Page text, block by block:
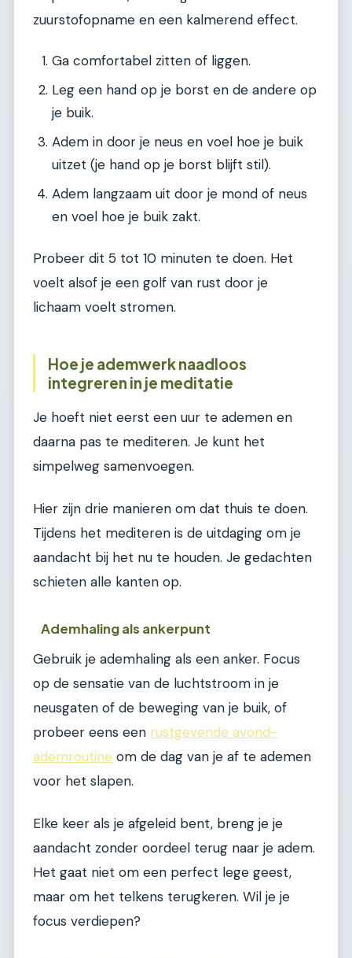
zuurstofopname en een kalmerend effect.
Ga comfortabel zitten of liggen.
Leg een hand op je borst en de andere op
je buik.
Adem in door je neus en voel hoe je buik
uitzet (je hand op je borst blijft stil).
Adem langzaam uit door je mond of neus
en voel hoe je buik zakt.
Probeer dit 5 tot 10 minuten te doen. Het
voelt alsof je een golf van rust door je
lichaam voelt stromen.
Hoe je ademwerk naadloos
integreren in je meditatie
Je hoeft niet eerst een uur te ademen en
daarna pas te mediteren. Je kunt het
simpelweg samenvoegen.
Hier zijn drie manieren om dat thuis te doen.
Tijdens het mediteren is de uitdaging om je
aandacht bij het nu te houden. Je gedachten
schieten alle kanten op.
Ademhaling als ankerpunt
Gebruik je ademhaling als een anker. Focus
op de sensatie van de luchtstroom in je
neusgaten of de beweging van je buik, of
probeer eens een rustgevende avond-
ademroutine om de dag van je af te ademen
voor het slapen.
Elke keer als je afgeleid bent, breng je je
aandacht zonder oordeel terug naar je adem.
Het gaat niet om een perfect lege geest,
maar om het telkens terugkeren. Wil je je
focus verdiepen?